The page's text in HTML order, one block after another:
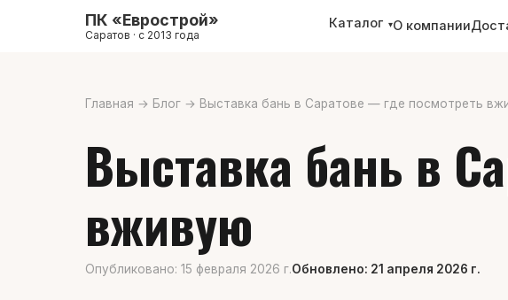
ПК «Еврострой»
Саратов · с 2013 года
Каталог ▾О компании
Главная → Блог → Выставка бань в Саратове — где посмотреть
Выставка бань в
вживую
Опубликовано: 15 февраля 2026 г.Обновлено: 21 апреля 2026 г.